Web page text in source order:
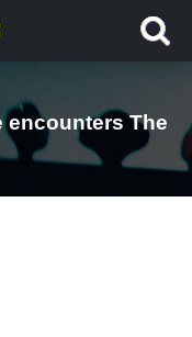
encounters The